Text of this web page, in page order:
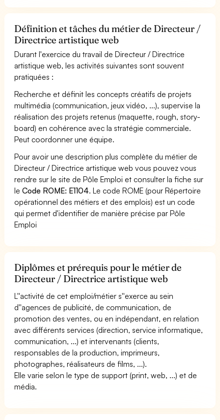
Définition et tâches du métier de Directeur /
Directrice artistique web
Durant l'exercice du travail de Directeur / Directrice
artistique web, les activités suivantes sont souvent
pratiquées :
Recherche et définit les concepts créatifs de projets
multimédia (communication, jeux vidéo, ...), supervise la
réalisation des projets retenus (maquette, rough, story-
board) en cohérence avec la stratégie commerciale.
Peut coordonner une équipe.
Pour avoir une description plus complète du métier de
Directeur / Directrice artistique web vous pouvez vous
rendre sur le site de Pôle Emploi et consulter la fiche sur
leCode ROME: E1104. Le code ROME (pour Répertoire
opérationnel des métiers et des emplois) est un code
qui permet d'identifier de manière précise par Pôle
Emploi
Diplômes et prérequis pour le métier de
Directeur / Directrice artistique web
L''activité de cet emploi/métier s''exerce au sein
d''agences de publicité, de communication, de
promotion des ventes, ou en indépendant, en relation
avec différents services (direction, service informatique,
communication, ...) et intervenants (clients,
responsables de la production, imprimeurs,
photographes, réalisateurs de films, ...).
Elle varie selon le type de support (print, web, ...) et de
média.